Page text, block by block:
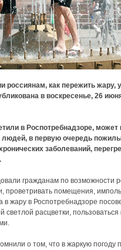
россиянам, как пережить жару,
в воскресенье, 26
в Роспотребнадзоре, может
людей, в первую очередь
заболеваний,
гражданам по возможности
проветривать помещения,
жару в Роспотребнадзоре
светлой расцветки,
о том, что в жаркую погоду